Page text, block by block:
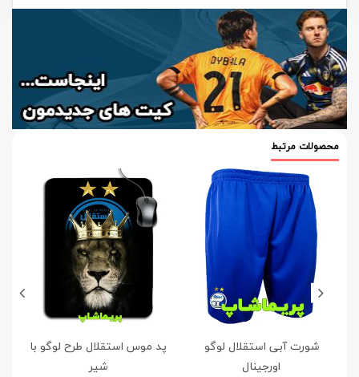
محصولات مرتبط
شورت آبی استقلال لوگو
اورجینال
پد موس استقلال طرح لوگو با
شیر